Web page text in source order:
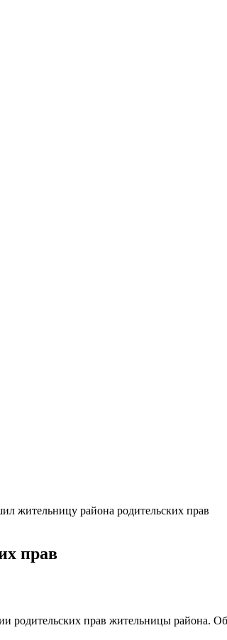
жительницу района родительских прав
прав
прав жительницы района.